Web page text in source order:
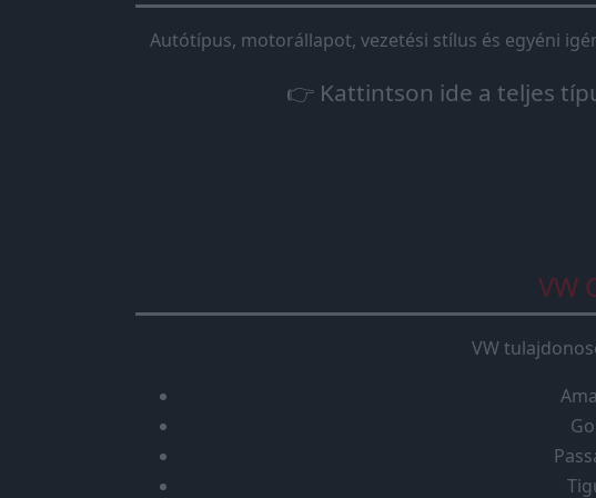
Autótípus, motorállapot, vezetési stílus és egyéni
👉 Kattintson ide a teljes
VW
VW